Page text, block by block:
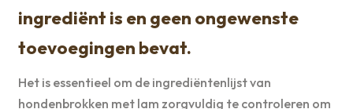
ingrediënt is en geen ongewenste
toevoegingen bevat.
Het is essentieel om de ingrediëntenlijst van
hondenbrokken met lam zorgvuldig te controleren om